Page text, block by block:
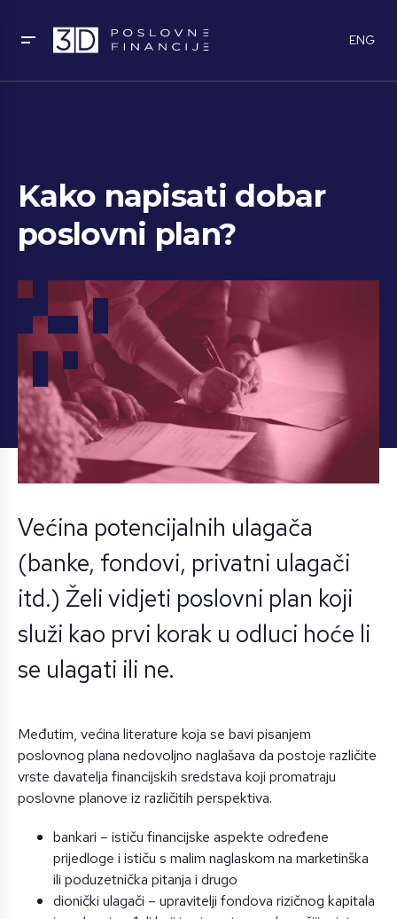
ENG
Kako napisati dobar
poslovni plan?
Većina potencijalnih ulagača
(banke, fondovi, privatni ulagači
itd.) Želi vidjeti poslovni plan koji
služi kao prvi korak u odluci hoće li
se ulagati ili ne.
Međutim, većina literature koja se bavi pisanjem
poslovnog plana nedovoljno naglašava da postoje različite
vrste davatelja financijskih sredstava koji promatraju
poslovne planove iz različitih perspektiva.
bankari – ističu financijske aspekte određene
prijedloge i ističu s malim naglaskom na marketinška
ili poduzetnička pitanja i drugo
dionički ulagači – upravitelji fondova rizičnog kapitala